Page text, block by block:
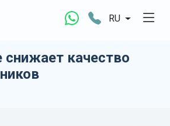
RU
снижает качество